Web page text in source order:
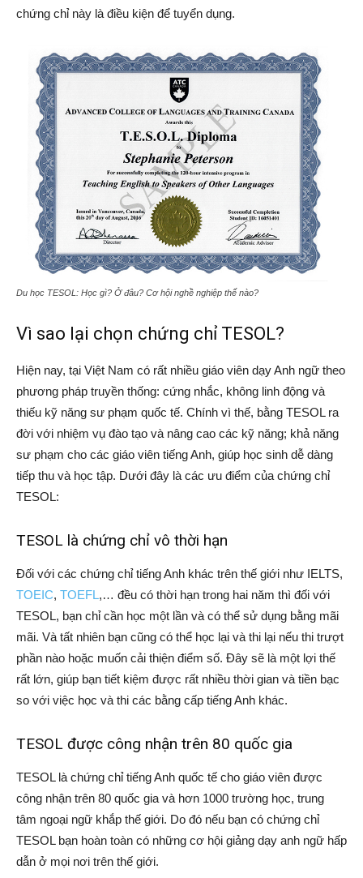
chứng chỉ này là điều kiện để tuyển dụng.
Du học TESOL: Học gì? Ở đâu? Cơ hội nghề nghiệp thế nào?
Vì sao lại chọn chứng chỉ TESOL?
Hiện nay, tại Việt Nam có rất nhiều giáo viên dạy Anh ngữ theo
phương pháp truyền thống: cứng nhắc, không linh động và
thiếu kỹ năng sư phạm quốc tế. Chính vì thế, bằng TESOL ra
đời với nhiệm vụ đào tạo và nâng cao các kỹ năng; khả năng
sư phạm cho các giáo viên tiếng Anh, giúp học sinh dễ dàng
tiếp thu và học tập. Dưới đây là các ưu điểm của chứng chỉ
TESOL:
TESOL là chứng chỉ vô thời hạn
Đối với các chứng chỉ tiếng Anh khác trên thế giới như IELTS,
TOEIC, TOEFL,… đều có thời hạn trong hai năm thì đối với
TESOL, bạn chỉ cần học một lần và có thể sử dụng bằng mãi
mãi. Và tất nhiên bạn cũng có thể học lại và thi lại nếu thi trượt
phần nào hoặc muốn cải thiện điểm số. Đây sẽ là một lợi thế
rất lớn, giúp bạn tiết kiệm được rất nhiều thời gian và tiền bạc
so với việc học và thi các bằng cấp tiếng Anh khác.
TESOL được công nhận trên 80 quốc gia
TESOL là chứng chỉ tiếng Anh quốc tế cho giáo viên được
công nhận trên 80 quốc gia và hơn 1000 trường học, trung
tâm ngoại ngữ khắp thế giới. Do đó nếu bạn có chứng chỉ
TESOL bạn hoàn toàn có những cơ hội giảng dạy anh ngữ hấp
dẫn ở mọi nơi trên thế giới.